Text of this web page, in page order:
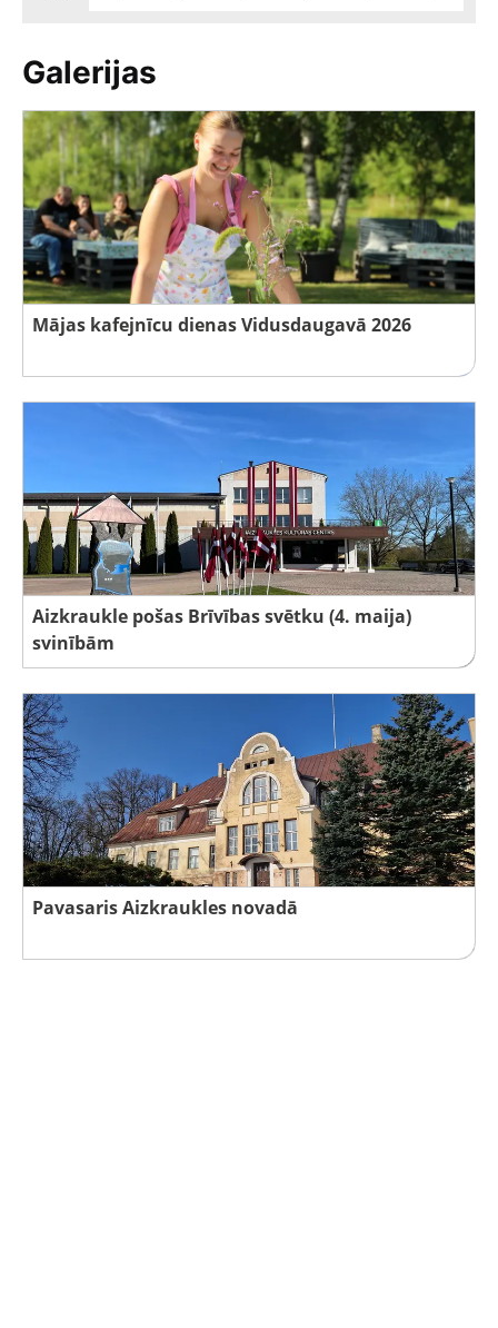
Galerijas
Mājas kafejnīcu dienas Vidusdaugavā 2026
Aizkraukle pošas Brīvības svētku (4. maija)
svinībām
Pavasaris Aizkraukles novadā